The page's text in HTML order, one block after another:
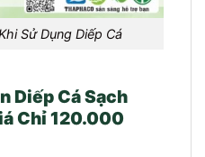
Sử Dụng Diếp Cá
Diếp Cá Sạch
Chỉ 120.000